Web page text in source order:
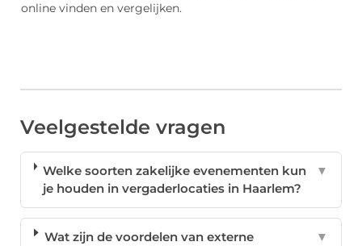
online vinden en vergelijken.
Veelgestelde vragen
Welke soorten zakelijke evenementen kun
je houden in vergaderlocaties in Haarlem?
▼
Wat zijn de voordelen van externe
▼